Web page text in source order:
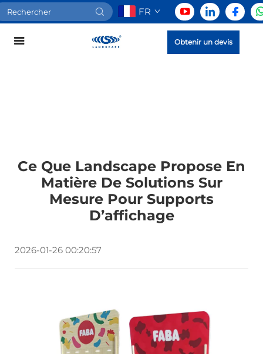
FR
Obtenir un devis
Ce Que Landscape Propose En
Matière De Solutions Sur
Mesure Pour Supports
D’affichage
2026-01-26 00:20:57